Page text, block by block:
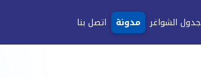
جدول الشواغر مدونة اتصل بنا